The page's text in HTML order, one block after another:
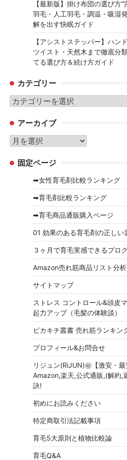
【最新版】掛け布団の選び方
羽毛・人工羽毛・調温・吸湿
解を出す快眠ガイド
【アシストステッパー】ハン
ツイスト・天然木まで徹底分
てる選び方＆続け方ガイド
カテゴリー
カ
ゴ
リ
ー
アーカイブ
ア
カ 固定ページ
➡女性育毛剤比較ランキング
➡育毛剤比較ランキング
➡育毛商品通販購入ページ
01 効果のある育毛剤の正しい
３ヶ月で育毛実感できるプロ
Amazon売れ筋商品リスト分析
サイトマップ
ストレス コントロール&頭皮
起力アップ（毛髪の体験談）
ピカキチ叢書 売れ筋ランキン
プロフィール&お問合せ
リジュン(RiJUN)㊙【激安・
Amazon,楽天,公式通販,(解約,
訣!
初めにお読みください
特定商取引法記載事項
育毛5大原則と植物比較論
育毛Q&A